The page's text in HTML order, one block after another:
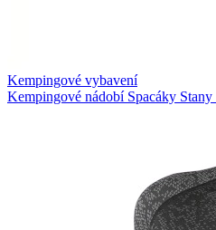
Kempingové vybavení
Kempingové nádobí Spacáky Stany